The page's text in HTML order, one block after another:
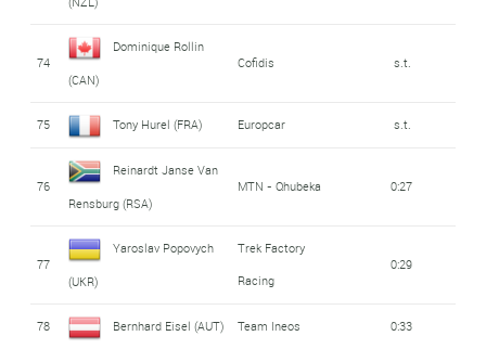
74
Dominique Rollin
(CAN)
Cofidis s.t.
75 Tony Hurel (FRA) Europcar s.t.
76
Reinardt Janse Van
Rensburg (RSA)
MTN - Qhubeka 0:27
77
Yaroslav Popovych
(UKR)
Trek Factory
Racing
0:29
78 Bernhard Eisel (AUT) Team Ineos 0:33